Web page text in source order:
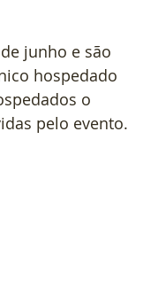
junho e são
hospedado
o
pelo evento.